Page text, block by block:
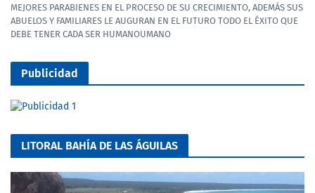
MEJORES PARABIENES EN EL PROCESO DE SU CRECIMIENTO, ADEMÁS SUS
ABUELOS Y FAMILIARES LE AUGURAN EN EL FUTURO TODO EL ÉXITO QUE
DEBE TENER CADA SER HUMANOUMANO
Publicidad
LITORAL BAHÍA DE LAS ÁGUILAS